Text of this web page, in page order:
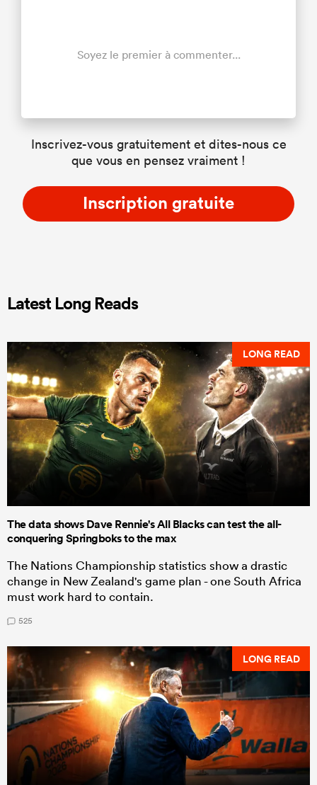
Soyez le premier à commenter...
Inscrivez-vous gratuitement et dites-nous ce
que vous en pensez vraiment !
Inscription gratuite
Latest Long Reads
LONG READ
The data shows Dave Rennie's All Blacks can test the all-
conquering Springboks to the max
The Nations Championship statistics show a drastic
change in New Zealand's game plan - one South Africa
must work hard to contain.
525
LONG READ